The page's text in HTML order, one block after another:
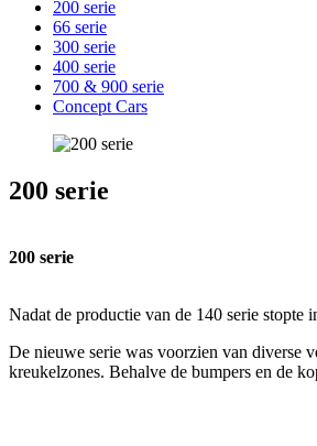
200 serie
66 serie
300 serie
400 serie
700 & 900 serie
Concept Cars
200 serie
200 serie
Nadat de productie van de 140 serie stopte
De nieuwe serie was voorzien van diverse
kreukelzones. Behalve de bumpers en de